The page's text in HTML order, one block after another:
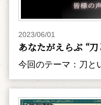
2023/06/01
あなたがえらぶ “
今回のテーマ：刀と